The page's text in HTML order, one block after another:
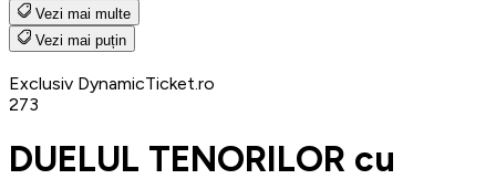
Vezi mai multe
Vezi mai puțin
Exclusiv DynamicTicket.ro
273
DUELUL TENORILOR cu